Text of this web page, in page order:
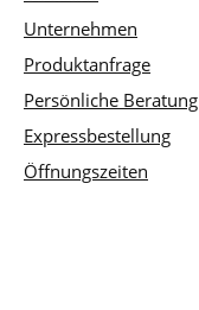
Unternehmen
Produktanfrage
Persönliche Beratung
Expressbestellung
Öffnungszeiten